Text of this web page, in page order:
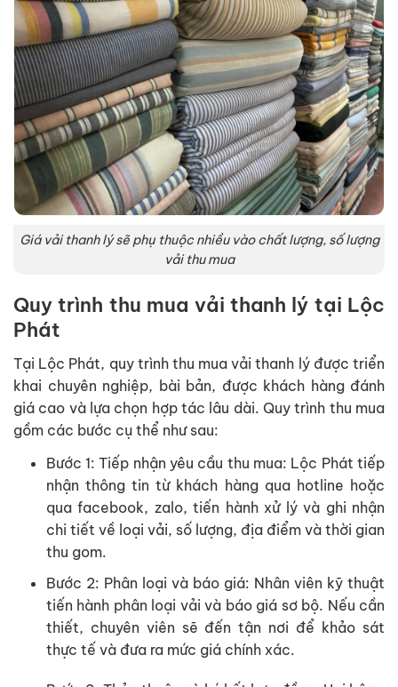
Giá vải thanh lý sẽ phụ thuộc nhiều vào chất lượng, số lượng
vải thu mua
Quy trình thu mua vải thanh lý tại Lộc
Phát
Tại Lộc Phát, quy trình thu mua vải thanh lý được triển
khai chuyên nghiệp, bài bản, được khách hàng đánh
giá cao và lựa chọn hợp tác lâu dài. Quy trình thu mua
gồm các bước cụ thể như sau:
Bước 1: Tiếp nhận yêu cầu thu mua: Lộc Phát tiếp
nhận thông tin từ khách hàng qua hotline hoặc
qua facebook, zalo, tiến hành xử lý và ghi nhận
chi tiết về loại vải, số lượng, địa điểm và thời gian
thu gom.
Bước 2: Phân loại và báo giá: Nhân viên kỹ thuật
tiến hành phân loại vải và báo giá sơ bộ. Nếu cần
thiết, chuyên viên sẽ đến tận nơi để khảo sát
thực tế và đưa ra mức giá chính xác.